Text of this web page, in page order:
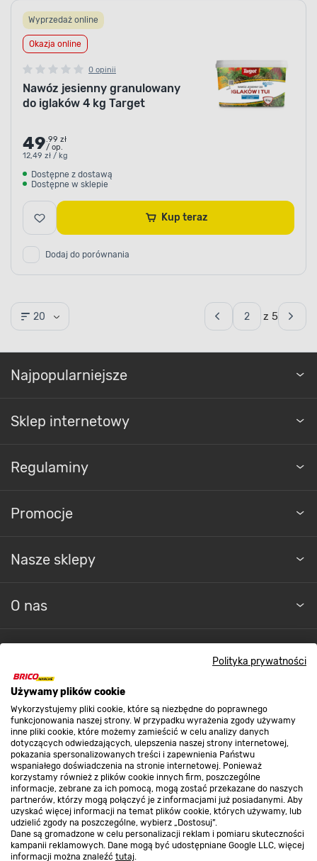
Polityka prywatności
Używamy plików cookie
Wykorzystujemy pliki cookie, które są niezbędne do poprawnego
funkcjonowania naszej strony. W przypadku wyrażenia zgody używamy
inne pliki cookie, które możemy zamieścić w celu analizy danych
dotyczących odwiedzających, ulepszenia naszej strony internetowej,
pokazania spersonalizowanych treści i zapewnienia Państwu
wspaniałego doświadczenia na stronie internetowej. Ponieważ
korzystamy również z plików cookie innych firm, poszczególne
informacje, zebrane za ich pomocą, mogą zostać przekazane do naszych
partnerów, którzy mogą połączyć je z informacjami już posiadanymi. Aby
uzyskać więcej informacji na temat plików cookie, których używamy, lub
udzielić zgody na poszczególne, wybierz „Dostosuj”.
Dane są gromadzone w celu personalizacji reklam i pomiaru skuteczności
kampanii reklamowych. Dane mogą być udostępniane Google LLC, więcej
informacji można znaleźć tutaj.
Wyprzedaż online
Okazja online
0 opinii
Nawóz jesienny granulowany
do iglaków 4 kg Target
49.99 zł
/ op.
12,49 zł / kg
Dostępne z dostawą
Dostępne w sklepie
Kup teraz
Dodaj do porównania
20 z 5
Najpopularniejsze
Sklep internetowy
Regulaminy
Promocje
Nasze sklepy
O nas
Strefa biznesu
Dołącz do nas
Metody płatności